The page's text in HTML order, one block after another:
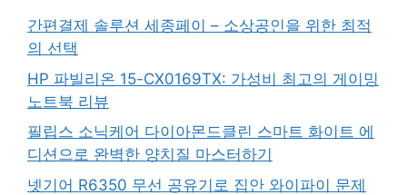
간편결제 솔루션 세종페이 – 소상공인을 위한 최적
의 선택
HP 파빌리온 15-CX0169TX: 가성비 최고의 게이밍
노트북 리뷰
필립스 소닉케어 다이아몬드클린 스마트 화이트 에
디션으로 완벽한 양치질 마스터하기
넷기어 R6350 무선 공유기로 집안 와이파이 문제